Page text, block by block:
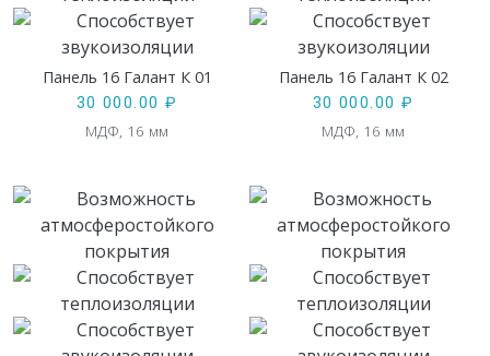
Панель 16 Галант К 01
30 000.00 ₽
МДФ, 16 мм
Панель 16 Галант К 02
30 000.00 ₽
МДФ, 16 мм